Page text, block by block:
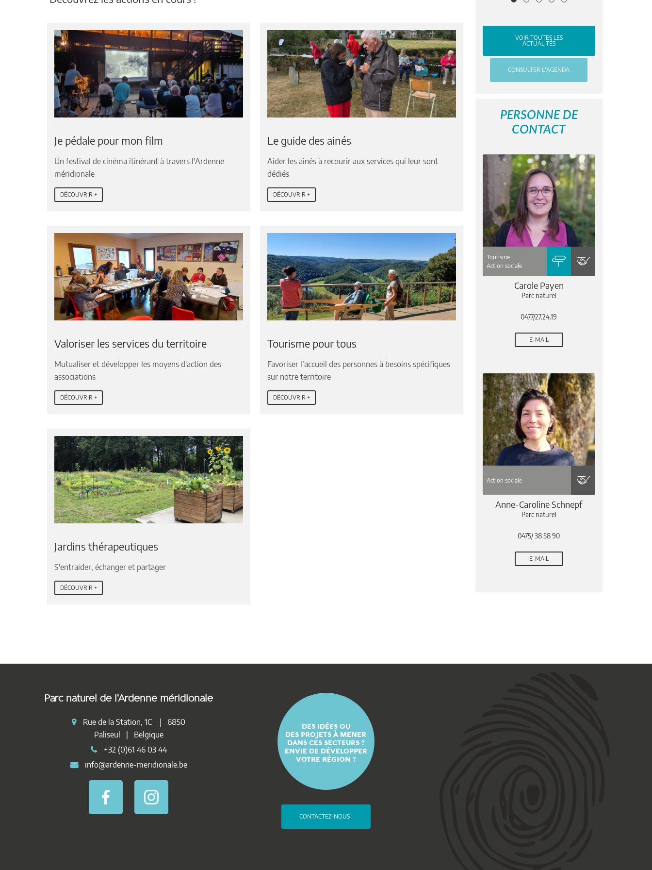
Je pédale pour mon film
Un festival de cinéma itinérant à travers l'Ardenne
méridionale
DÉCOUVRIR +
Le guide des ainés
Aider les ainés à recourir aux services qui leur sont
dédiés
DÉCOUVRIR +
Valoriser les services du territoire
Mutualiser et développer les moyens d'action des
associations
DÉCOUVRIR +
Tourisme pour tous
Favoriser l’accueil des personnes à besoins spécifiques
sur notre territoire
DÉCOUVRIR +
Jardins thérapeutiques
S'entraider, échanger et partager
DÉCOUVRIR +
VOIR TOUTES LES
CONSULTER L'AGENDA
CONTACT
Tourisme
Action sociale
Carole Payen
Parc naturel
Anne-Caroline Schnepf
Parc naturel
Parc naturel de l'Ardenne méridionale
Rue de la Station, 1C | 6850
Paliseul | Belgique
+32 (0)61 46 03 44
info@ardenne-meridionale.be
DES IDÉES OU
DES PROJETS À MENER
DANS CES SECTEURS ?
ENVIE DE DÉVELOPPER
VOTRE RÉGION ?
CONTACTEZ-NOUS !